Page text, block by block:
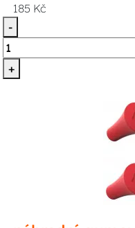
185 Kč
-
+